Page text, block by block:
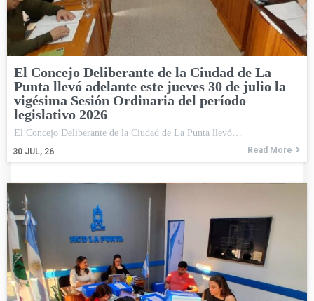
El Concejo Deliberante de la Ciudad de La
Punta llevó adelante este jueves 30 de julio la
vigésima Sesión Ordinaria del período
legislativo 2026
30 JUL, 26
El Concejo Deliberante de la Ciudad de La Punta llevó…
Read More